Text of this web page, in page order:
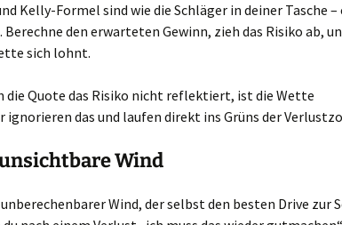
Kelly-Formel sind wie die Schläger in deiner Tasche –
den erwarteten Gewinn, zieh das Risiko ab,
sich lohnt.
die Quote das Risiko nicht reflektiert, ist die Wette
ignorieren das und laufen direkt ins Grüns der
Wind
Wind, der selbst den besten Drive zur